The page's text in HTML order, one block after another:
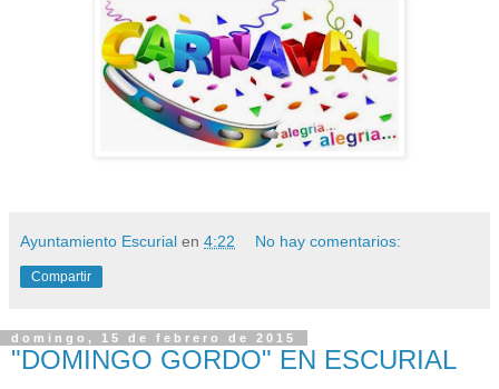
Ayuntamiento Escurial en 4:22 No hay comentarios:
Compartir
domingo, 15 de febrero de 2015
"DOMINGO GORDO" EN ESCURIAL